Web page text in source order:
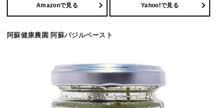
Amazonで見る Yahoo!で見る
阿蘇健康農園 阿蘇バジルペースト